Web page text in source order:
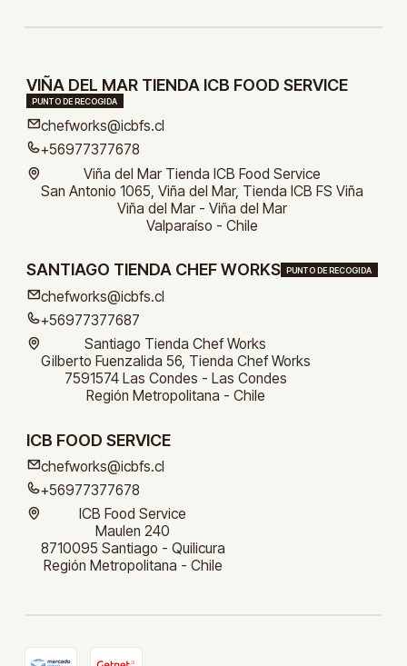
VIÑA DEL MAR TIENDA ICB FOOD SERVICE
PUNTO DE RECOGIDA
chefworks@icbfs.cl
+56977377678
Viña del Mar Tienda ICB Food Service
San Antonio 1065, Viña del Mar, Tienda ICB FS Viña
Viña del Mar - Viña del Mar
Valparaíso - Chile
SANTIAGO TIENDA CHEF WORKS PUNTO DE RECOGIDA
chefworks@icbfs.cl
+56977377687
Santiago Tienda Chef Works
Gilberto Fuenzalida 56, Tienda Chef Works
7591574 Las Condes - Las Condes
Región Metropolitana - Chile
ICB FOOD SERVICE
chefworks@icbfs.cl
+56977377678
ICB Food Service
Maulen 240
8710095 Santiago - Quilicura
Región Metropolitana - Chile